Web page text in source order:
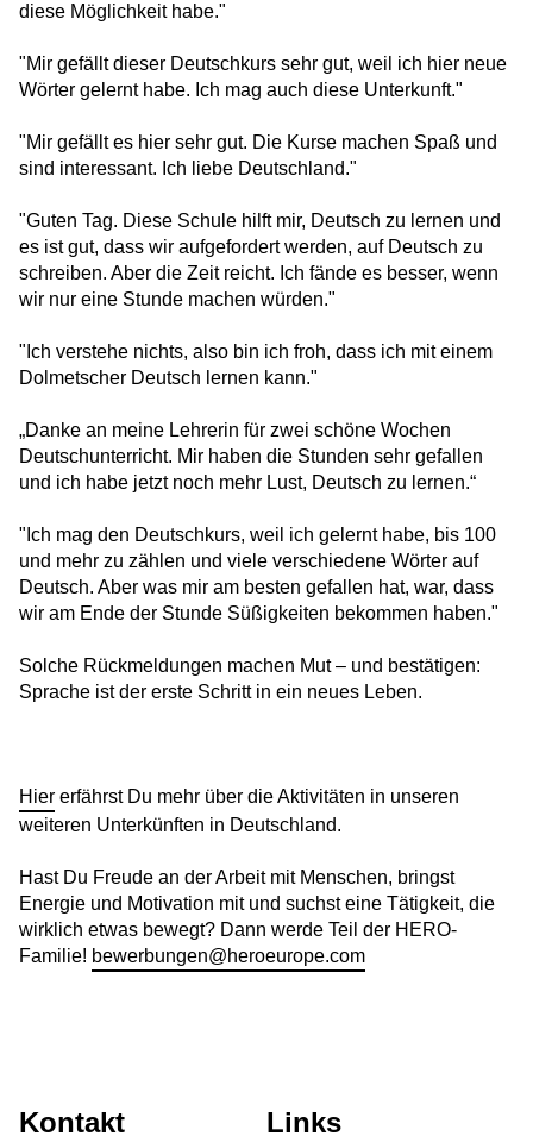
Fair Play für Freundschaft
Wege in ein selbstbestimmtes Leben
HERO-Führungstreffen 2025
Stimmen der Stärke – Geschichten von Mut
und Menschlichkeit
Von der Unterkunft ins Universum –
Gemeinsam Zukunft gestalten: HERO bei
Kehrwoche ohne Grenzen
Gemeinsam gegen Einsamkeit
Ferienfreude im Kiez
Disco-Start in den Sommerferien
Patenschaft für die Zukunft: Gärtnern,
Begegnen, Gemeinsam Wachsen
Horizonte erweitern: Austauschprogramm
mit Norwegen
Wurzeln im Norden, Wirkung in Europa –
gemeinsam Zukunft möglich machen
Eigenregie
diese Möglichkeit habe."
"Mir gefällt dieser Deutschkurs sehr gut, weil ich hier neue
Wörter gelernt habe. Ich mag auch diese Unterkunft."
"Mir gefällt es hier sehr gut. Die Kurse machen Spaß und
sind interessant. Ich liebe Deutschland."
"Guten Tag. Diese Schule hilft mir, Deutsch zu lernen und
es ist gut, dass wir aufgefordert werden, auf Deutsch zu
schreiben. Aber die Zeit reicht. Ich fände es besser, wenn
wir nur eine Stunde machen würden."
"Ich verstehe nichts, also bin ich froh, dass ich mit einem
Dolmetscher Deutsch lernen kann."
„Danke an meine Lehrerin für zwei schöne Wochen
Deutschunterricht. Mir haben die Stunden sehr gefallen
und ich habe jetzt noch mehr Lust, Deutsch zu lernen.“
"Ich mag den Deutschkurs, weil ich gelernt habe, bis 100
und mehr zu zählen und viele verschiedene Wörter auf
Deutsch. Aber was mir am besten gefallen hat, war, dass
wir am Ende der Stunde Süßigkeiten bekommen haben."
Solche Rückmeldungen machen Mut – und bestätigen:
Sprache ist der erste Schritt in ein neues Leben.
Hier erfährst Du mehr über die Aktivitäten in unseren
weiteren Unterkünften in Deutschland.
Hast Du Freude an der Arbeit mit Menschen, bringst
Energie und Motivation mit und suchst eine Tätigkeit, die
wirklich etwas bewegt? Dann werde Teil der HERO-
Familie! bewerbungen@heroeurope.com
Kontakt Links